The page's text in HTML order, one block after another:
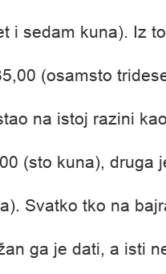
i sedam kuna). Iz
(osamsto
na istoj razini
(sto kuna), druga
Svatko tko na
ga je dati, a isti